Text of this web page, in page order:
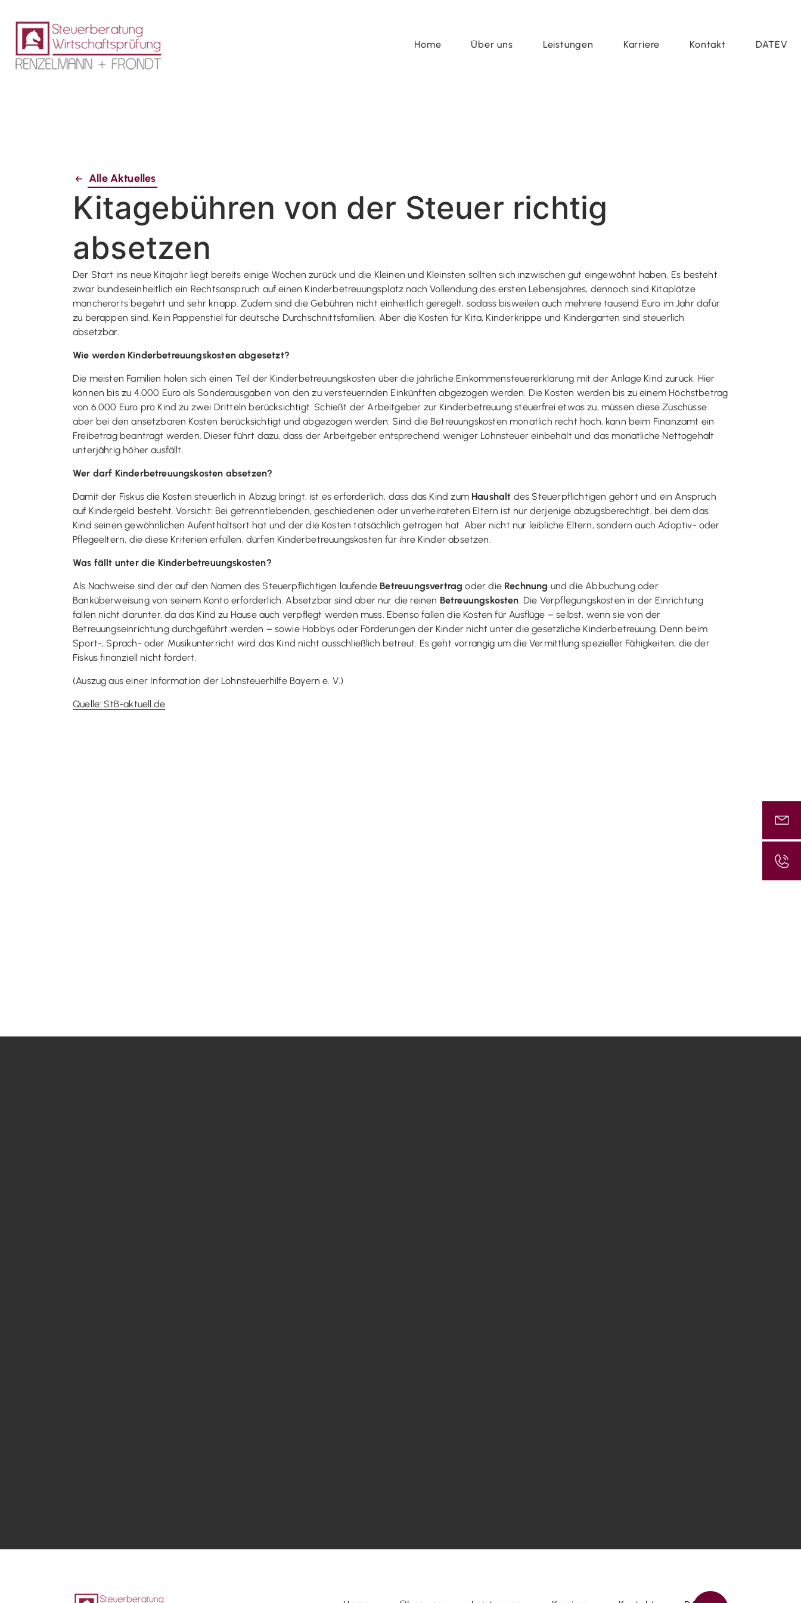
Home Über uns Leistungen Karriere Kontakt DATEV
Alle Aktuelles
Kitagebühren von der Steuer richtig
absetzen
Der Start ins neue Kitajahr liegt bereits einige Wochen zurück und die Kleinen und Kleinsten sollten sich inzwischen gut eingewöhnt haben. Es besteht
zwar bundeseinheitlich ein Rechtsanspruch auf einen Kinderbetreuungsplatz nach Vollendung des ersten Lebensjahres, dennoch sind Kitaplätze
mancherorts begehrt und sehr knapp. Zudem sind die Gebühren nicht einheitlich geregelt, sodass bisweilen auch mehrere tausend Euro im Jahr dafür
zu berappen sind. Kein Pappenstiel für deutsche Durchschnittsfamilien. Aber die Kosten für Kita, Kinderkrippe und Kindergarten sind steuerlich
absetzbar.
Wie werden Kinderbetreuungskosten abgesetzt?
Die meisten Familien holen sich einen Teil der Kinderbetreuungskosten über die jährliche Einkommensteuererklärung mit der Anlage Kind zurück. Hier
können bis zu 4.000 Euro als Sonderausgaben von den zu versteuernden Einkünften abgezogen werden. Die Kosten werden bis zu einem Höchstbetrag
von 6.000 Euro pro Kind zu zwei Dritteln berücksichtigt. Schießt der Arbeitgeber zur Kinderbetreuung steuerfrei etwas zu, müssen diese Zuschüsse
aber bei den ansetzbaren Kosten berücksichtigt und abgezogen werden. Sind die Betreuungskosten monatlich recht hoch, kann beim Finanzamt ein
Freibetrag beantragt werden. Dieser führt dazu, dass der Arbeitgeber entsprechend weniger Lohnsteuer einbehält und das monatliche Nettogehalt
unterjährig höher ausfällt.
Wer darf Kinderbetreuungskosten absetzen?
Damit der Fiskus die Kosten steuerlich in Abzug bringt, ist es erforderlich, dass das Kind zum Haushalt des Steuerpflichtigen gehört und ein Anspruch
auf Kindergeld besteht. Vorsicht: Bei getrenntlebenden, geschiedenen oder unverheirateten Eltern ist nur derjenige abzugsberechtigt, bei dem das
Kind seinen gewöhnlichen Aufenthaltsort hat und der die Kosten tatsächlich getragen hat. Aber nicht nur leibliche Eltern, sondern auch Adoptiv- oder
Pflegeeltern, die diese Kriterien erfüllen, dürfen Kinderbetreuungskosten für ihre Kinder absetzen.
Was fällt unter die Kinderbetreuungskosten?
Als Nachweise sind der auf den Namen des Steuerpflichtigen laufende Betreuungsvertrag oder die Rechnung und die Abbuchung oder
Banküberweisung von seinem Konto erforderlich. Absetzbar sind aber nur die reinen Betreuungskosten. Die Verpflegungskosten in der Einrichtung
fallen nicht darunter, da das Kind zu Hause auch verpflegt werden muss. Ebenso fallen die Kosten für Ausflüge – selbst, wenn sie von der
Betreuungseinrichtung durchgeführt werden – sowie Hobbys oder Förderungen der Kinder nicht unter die gesetzliche Kinderbetreuung. Denn beim
Sport-, Sprach- oder Musikunterricht wird das Kind nicht ausschließlich betreut. Es geht vorrangig um die Vermittlung spezieller Fähigkeiten, die der
Fiskus finanziell nicht fördert.
(Auszug aus einer Information der Lohnsteuerhilfe Bayern e. V.)
Quelle: StB-aktuell.de